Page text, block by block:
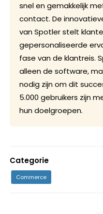
snel en gemakkelijk
contact. De
van Spotler stelt
gepersonaliseerde
fase van de klantreis.
alleen de software,
nodig zijn om dit
5.000 gebruikers zijn
hun doelgroepen.
Categorie
Commerce